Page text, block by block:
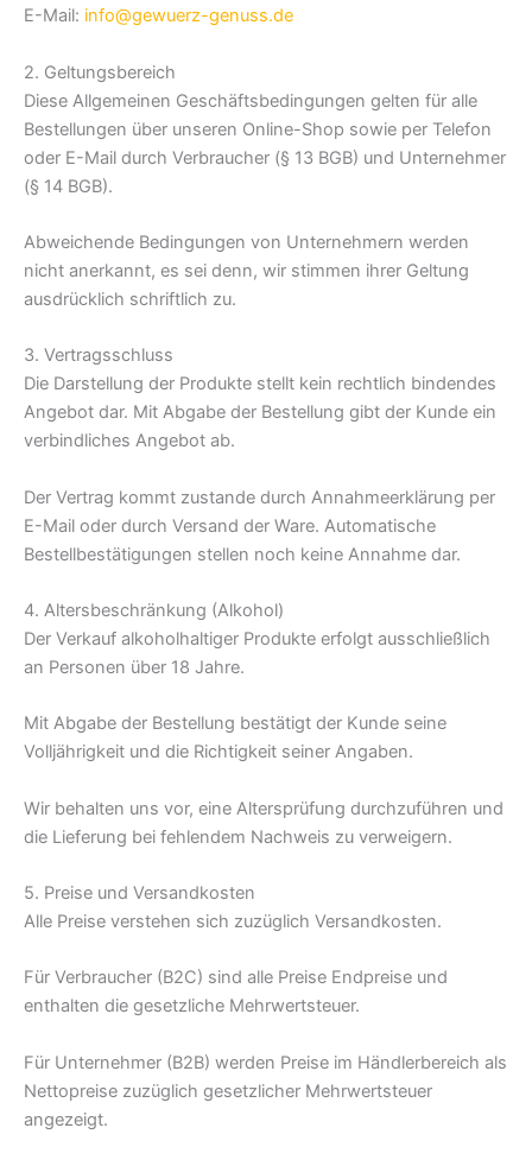
E-Mail: info@gewuerz-genuss.de
2. Geltungsbereich
Diese Allgemeinen Geschäftsbedingungen gelten für alle
Bestellungen über unseren Online-Shop sowie per Telefon
oder E-Mail durch Verbraucher (§ 13 BGB) und Unternehmer
(§ 14 BGB).
Abweichende Bedingungen von Unternehmern werden
nicht anerkannt, es sei denn, wir stimmen ihrer Geltung
ausdrücklich schriftlich zu.
3. Vertragsschluss
Die Darstellung der Produkte stellt kein rechtlich bindendes
Angebot dar. Mit Abgabe der Bestellung gibt der Kunde ein
verbindliches Angebot ab.
Der Vertrag kommt zustande durch Annahmeerklärung per
E-Mail oder durch Versand der Ware. Automatische
Bestellbestätigungen stellen noch keine Annahme dar.
4. Altersbeschränkung (Alkohol)
Der Verkauf alkoholhaltiger Produkte erfolgt ausschließlich
an Personen über 18 Jahre.
Mit Abgabe der Bestellung bestätigt der Kunde seine
Volljährigkeit und die Richtigkeit seiner Angaben.
Wir behalten uns vor, eine Altersprüfung durchzuführen und
die Lieferung bei fehlendem Nachweis zu verweigern.
5. Preise und Versandkosten
Alle Preise verstehen sich zuzüglich Versandkosten.
Für Verbraucher (B2C) sind alle Preise Endpreise und
enthalten die gesetzliche Mehrwertsteuer.
Für Unternehmer (B2B) werden Preise im Händlerbereich als
Nettopreise zuzüglich gesetzlicher Mehrwertsteuer
angezeigt.